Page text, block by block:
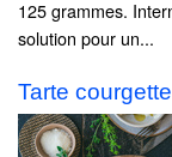
125 grammes.
solution pour un...
Tarte